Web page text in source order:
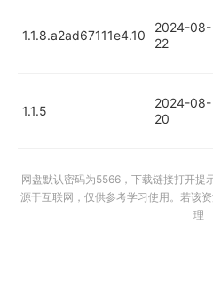
1.1.8.a2ad67111e4.10
2024-08-
22
1.1.5
2024-08-
20
网盘默认密码为5566，下载链接打开提
源于互联网，仅供参考学习使用。若该
理